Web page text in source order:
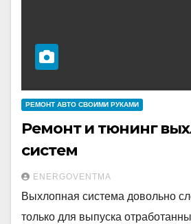
РЕМОНТ АВТО СВОИМИ РУКАМИ
Ремонт и тюнинг
систем
ENERGOVENTMA
Выхлопная система довольно
только для выпуска